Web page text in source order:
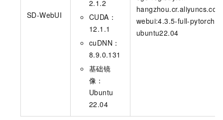
SD-WebUI
2.1.2
CUDA：
12.1.1
cuDNN：
8.9.0.131
基础镜
像：
Ubuntu
22.04
webui:4.3.5-full-
ubuntu22.04